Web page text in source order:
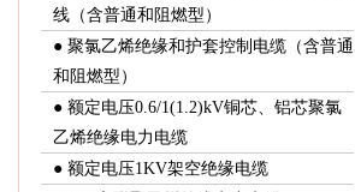
线（含普通和阻燃型）
● 聚氯乙烯绝缘和护套控制电缆（含普通
和阻燃型）
● 额定电压0.6/1(1.2)kV铜芯、铝芯聚氯
乙烯绝缘电力电缆
● 额定电压1KV架空绝缘电缆